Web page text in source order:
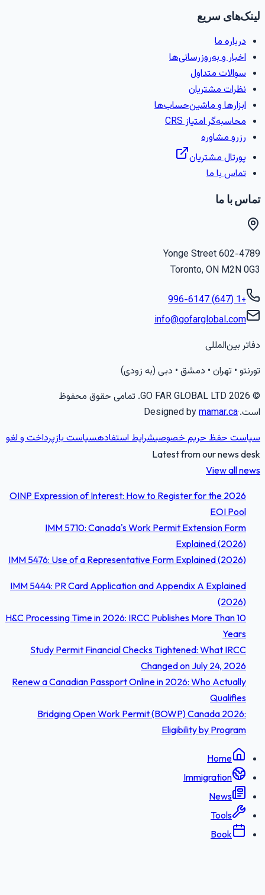
سریع
درباره ما
اخبار و به‌روزرسانی‌ها
سوالات متداول
نظرات مشتریان
ابزارها و ماشین‌حساب‌ها
محاسبه‌گر امتیاز CRS
رزرو مشاوره
پورتال مشتریان
تماس با ما
با ما
602-4789 Yonge
Toronto,ONM2N
+1 (647) 996-6147
info@gofarglobal.com
بین‌المللی
• تهران • دمشق • دبی (به زودی)
2026
GO FAR GLOBAL LTD. تمامی حقوق محفوظ
·
Designed bymamar.ca
حفظ حریم خصوصیشرایط استفادهسیاست بازپرداخت و لغو
Latest from our news
View all
OINP Expression of Interest: How to Register for the 2026
EOI Pool
IMM 5710: Canada's Work Permit Extension Form
Explained (2026)
IMM 5476: Use of a Representative Form Explained (2026)
IMM 5444: PR Card Application and Appendix A Explained
(2026)
H&C Processing Time in 2026: IRCC Publishes More Than 10
Years
Study Permit Financial Checks Tightened: What IRCC
Changed on July 24, 2026
Renew a Canadian Passport Online in 2026: Who Actually
Qualifies
Bridging Open Work Permit (BOWP) Canada 2026:
Eligibility by Program
Home
Immigration
News
Tools
Book